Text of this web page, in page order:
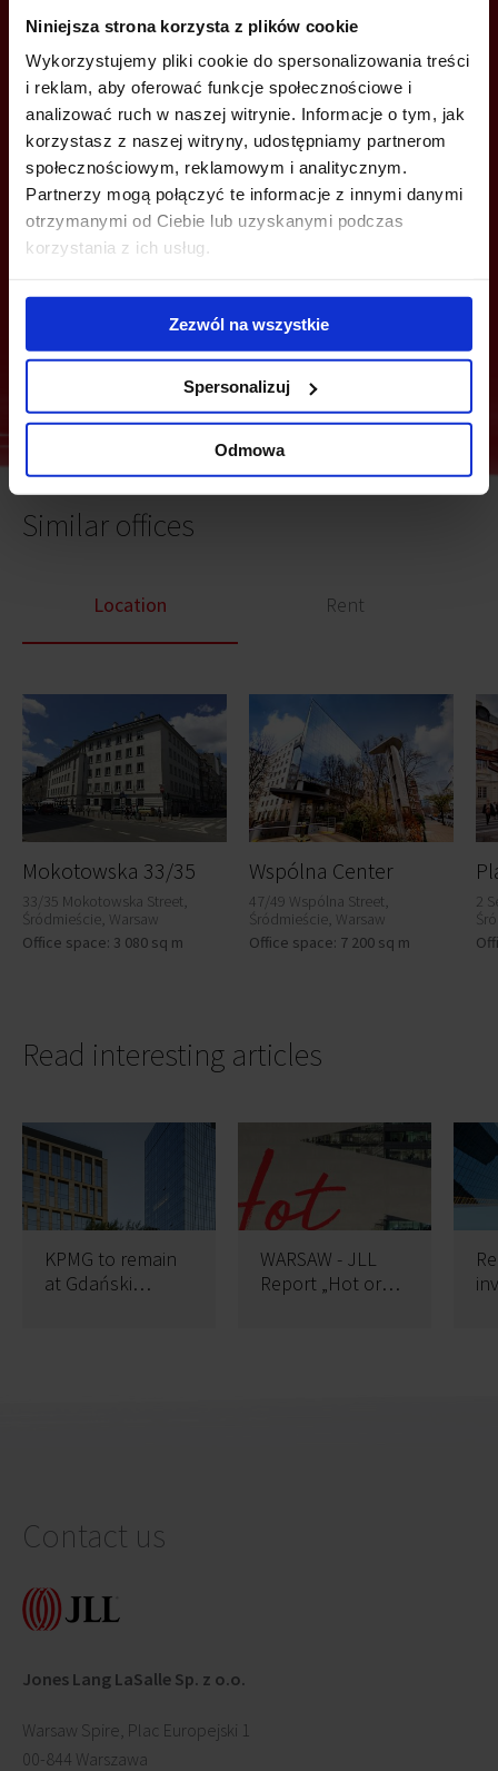
Niniejsza strona korzysta z plików cookie
Wykorzystujemy pliki cookie do spersonalizowania treści
i reklam, aby oferować funkcje społecznościowe i
analizować ruch w naszej witrynie. Informacje o tym, jak
korzystasz z naszej witryny, udostępniamy partnerom
społecznościowym, reklamowym i analitycznym.
Partnerzy mogą połączyć te informacje z innymi danymi
otrzymanymi od Ciebie lub uzyskanymi podczas
korzystania z ich usług.
Zezwól na wszystkie
Spersonalizuj
Odmowa
YOU CAN LEAVE YOUR PHONE NUMBER AND WE WILL CONTACT
YOU
Similar offices
Location Rent
Mokotowska 33/35
33/35 Mokotowska Street,
Śródmieście, Warsaw
Office space: 3 080 sq m
Wspólna Center
47/49 Wspólna Street,
Śródmieście, Warsaw
Office space: 7 200 sq m
2
Read interesting articles
KPMG to remain
at Gdański
WARSAW - JLL
Report „Hot or
Contact us
Jones Lang LaSalle Sp. z o.o.
Warsaw Spire, Plac Europejski 1
00-844 Warszawa